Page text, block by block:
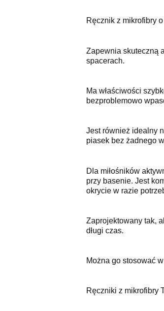
Ręcznik z mikrofibry
Zapewnia skuteczną
spacerach.
Ma właściwości
bezproblemowo
Jest również idealny
piasek bez żadnego
Dla miłośników
przy basenie. Jest
okrycie w razie
Zaprojektowany tak,
długi czas.
Można go stosować
Ręczniki z mikrofibry